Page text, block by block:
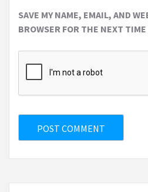
SAVE MY NAME, EMAIL, AND
BROWSER FOR THE NEXT